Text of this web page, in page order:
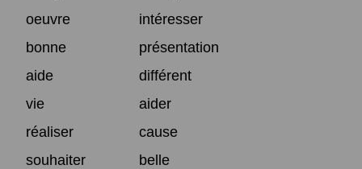
oeuvre
intéresser
bonne
présentation
aide
différent
vie
aider
réaliser
cause
souhaiter
belle